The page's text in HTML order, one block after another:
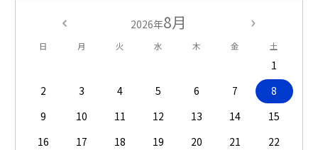
2026年8月
日 月 火 水 木 金 土
1
2
3 4 5 6 7
8
9
10 11 12 13 14
15
16
17 18 19 20 21
22